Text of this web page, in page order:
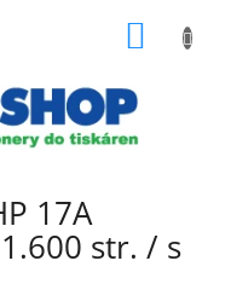
17A
str. / s